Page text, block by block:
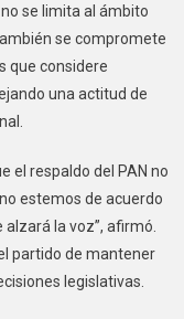
se limita al ámbito
se compromete
que considere
una actitud de
el respaldo del PAN no
estemos de acuerdo
la voz”, afirmó.
partido de mantener
legislativas.